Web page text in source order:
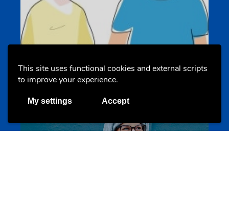
This site uses functional cookies and external scripts
to improve your experience.
My settings Accept
s-team.lu
Portails